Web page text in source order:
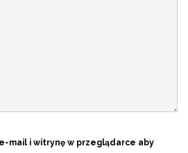
mail i witrynę w przeglądarce aby